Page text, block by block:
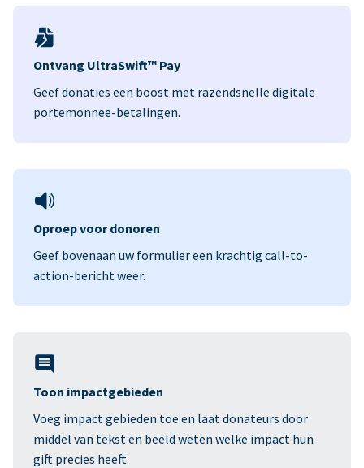
Ontvang UltraSwift™ Pay
Geef donaties een boost met razendsnelle digitale
portemonnee-betalingen.
Oproep voor donoren
Geef bovenaan uw formulier een krachtig call-to-
action-bericht weer.
Toon impactgebieden
Voeg impact gebieden toe en laat donateurs door
middel van tekst en beeld weten welke impact hun
gift precies heeft.